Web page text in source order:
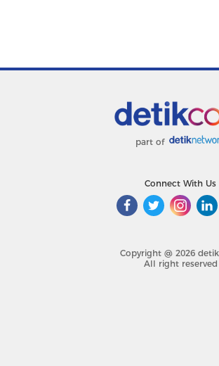
part of
Connect With Us
Copyright @ 2026
All right reserved